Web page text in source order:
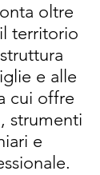
oltre
territorio
e alle
cui offre
strumenti
e